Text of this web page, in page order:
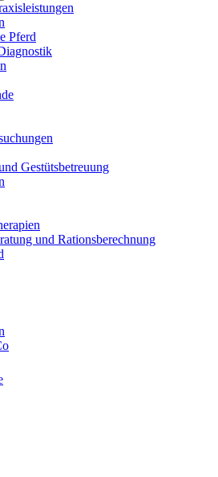
Pferd
Gestütsbetreuung
und Rationsberechnung